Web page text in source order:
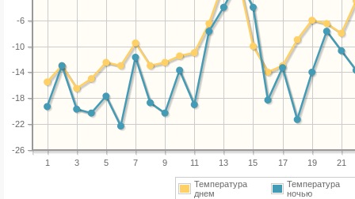
1 3 5 7 9 11 13 15 17 19 21
-26
-22
-18
-14
-10
-6
Температура
днем
Температура
ночью